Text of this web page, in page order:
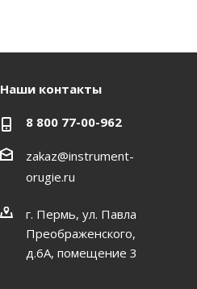
Наши контакты
8 800 77-00-962
zakaz@instrument-
orugie.ru
г. Пермь, ул. Павла
Преображенского,
д.6А, помещение 3